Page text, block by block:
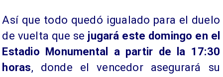
​Así que todo quedó igualado para el duelo
de vuelta que se jugará este domingo en el
Estadio Monumental a partir de la 17:30
horas, donde el vencedor asegurará su